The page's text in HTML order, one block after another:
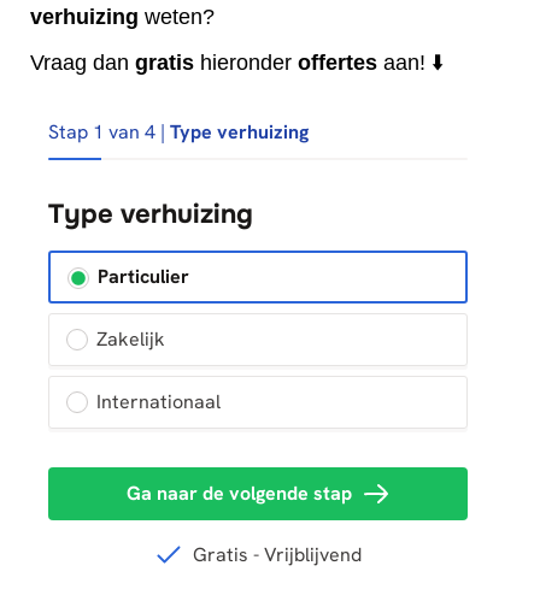
verhuizing weten?
Vraag dan gratis hieronder offertes aan! ⬇️